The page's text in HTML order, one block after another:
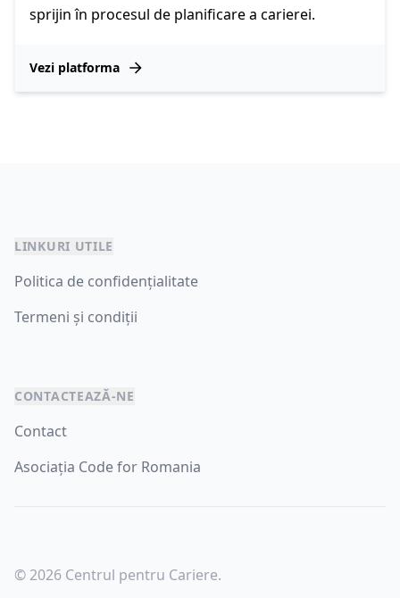
sprijin în procesul de planificare a carierei.
Vezi platforma
LINKURI UTILE
Politica de confidențialitate
Termeni și condiții
CONTACTEAZĂ-NE
Contact
Asociația Code for Romania
© 2026 Centrul pentru Cariere.